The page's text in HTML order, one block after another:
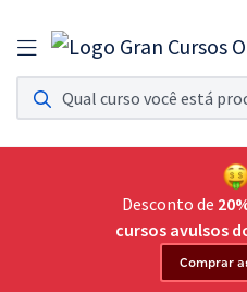
Assinatura Ilimitada 11
Acesso a todos os cursos. Teste grátis
Assinatura OAB Até Passar
Acesso ilimitado a toda preparação
Residências
Desconto de
cursos avulsos
Comprar